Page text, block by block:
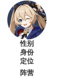
性别
身份
定位
阵营